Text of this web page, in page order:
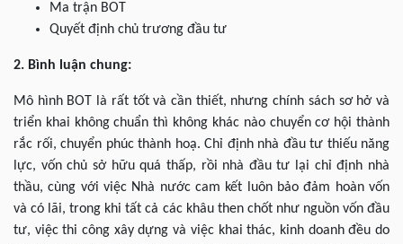
Ma trận BOT
Quyết định chủ trương đầu tư
2. Bình luận chung:
Mô hình BOT là rất tốt và cần thiết, nhưng chính sách sơ hở và
triển khai không chuẩn thì không khác nào chuyển cơ hội thành
rắc rối, chuyển phúc thành hoạ. Chỉ định nhà đầu tư thiếu năng
lực, vốn chủ sở hữu quá thấp, rồi nhà đầu tư lại chỉ định nhà
thầu, cùng với việc Nhà nước cam kết luôn bảo đảm hoàn vốn
và có lãi, trong khi tất cả các khâu then chốt như nguồn vốn đầu
tư, việc thi công xây dựng và việc khai thác, kinh doanh đều do